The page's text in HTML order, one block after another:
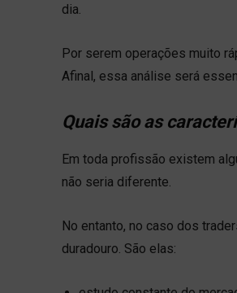
dia.
Por serem operações muito
Afinal, essa análise será
Quais são as
Em toda profissão existem
não seria diferente.
No entanto, no caso dos
duradouro. São elas: